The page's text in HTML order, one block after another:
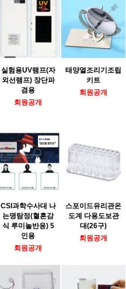
실험용UV램프(자
외선램프) 장단파
겸용
회원공개
태양열조리기조립
키트
회원공개
CSI과학수사대 나
는명탐정(혈흔감
식 루미놀반응) 5
인용
회원공개
스포이드유리관온
도계 다용도보관
대(26구)
회원공개